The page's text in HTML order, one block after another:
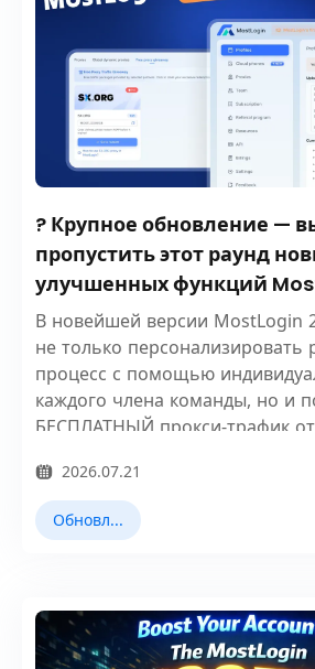
? Крупное обновление —
пропустить этот раунд
улучшенных функций
В новейшей версии MostLogin
не только персонализировать
процесс с помощью
каждого члена команды, но и
БЕСПЛАТНЫЙ прокси-трафик
2026.07.21
Обновления продукта